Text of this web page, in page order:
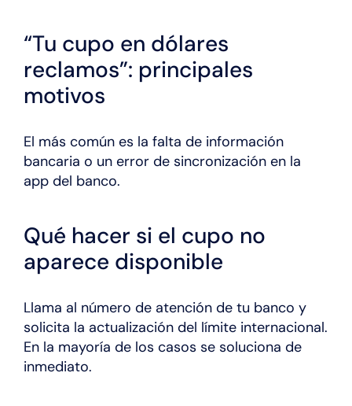
“Tu cupo en dólares
reclamos”: principales
motivos
El más común es la falta de información
bancaria o un error de sincronización en la
app del banco.
Qué hacer si el cupo no
aparece disponible
Llama al número de atención de tu banco y
solicita la actualización del límite internacional.
En la mayoría de los casos se soluciona de
inmediato.